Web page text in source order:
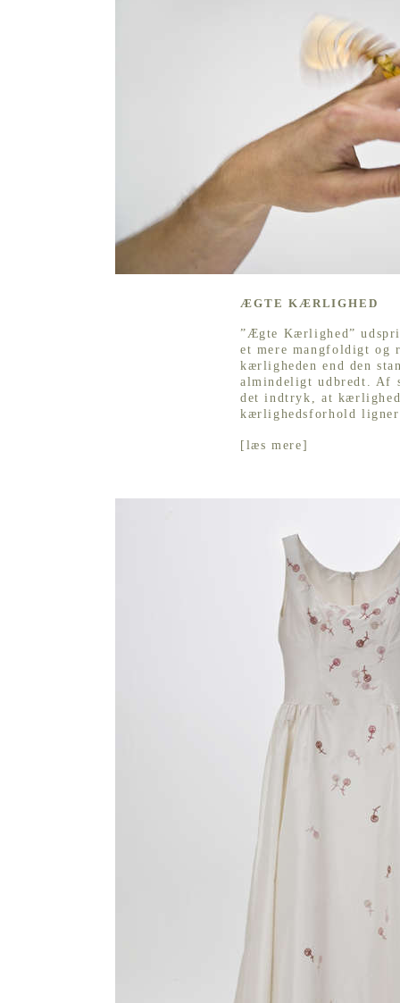
ÆGTE KÆRLIGHED
”Ægte Kærlighed”
et mere mangfoldigt og
kærligheden end den
almindeligt udbredt. Af
det indtryk, at
kærlighedsforhold ligner
[ læs mere]